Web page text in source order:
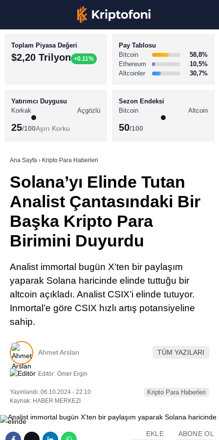
Youtube
TikTok
Telegram
BİTCOİN HABERLERİ
ALTCOİN HABERLERİ
SÖZLÜK
Toplam Piyasa Değeri
$2,20 Trilyon +0.11%
Pay Tablosu
Bitcoin
58,8%
Ethereum
10,5%
Altcoinler
30,7%
Yatırımcı Duygusu
Korkak
Açgözlü
25/100Aşırı Korku
Sezon Endeksi
Bitcoin
Altcoin
50/100
Ana Sayfa › Kripto Para Haberleri
Solana’yı Elinde Tutan
Analist Çantasındaki Bir
Başka Kripto Para
Birimini Duyurdu
Analist immortal bugün X’ten bir paylaşım
yaparak Solana haricinde elinde tuttuğu bir
altcoin açıkladı. Analist CSIX’i elinde tutuyor.
Inmortal’e göre CSIX hızlı artış potansiyeline
sahip.
Ahmet Arslan TÜM YAZILARI
Editör: Ömer Ergin
Yayınlandı: 06.10.2024 - 22:10
Kaynak: HABER MERKEZI
Kripto Para Haberleri
EKLE ABONE OL